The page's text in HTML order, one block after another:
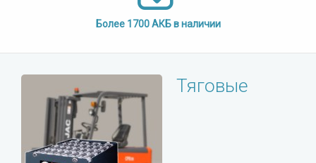
Более 1700 АКБ в наличии
Тяговые